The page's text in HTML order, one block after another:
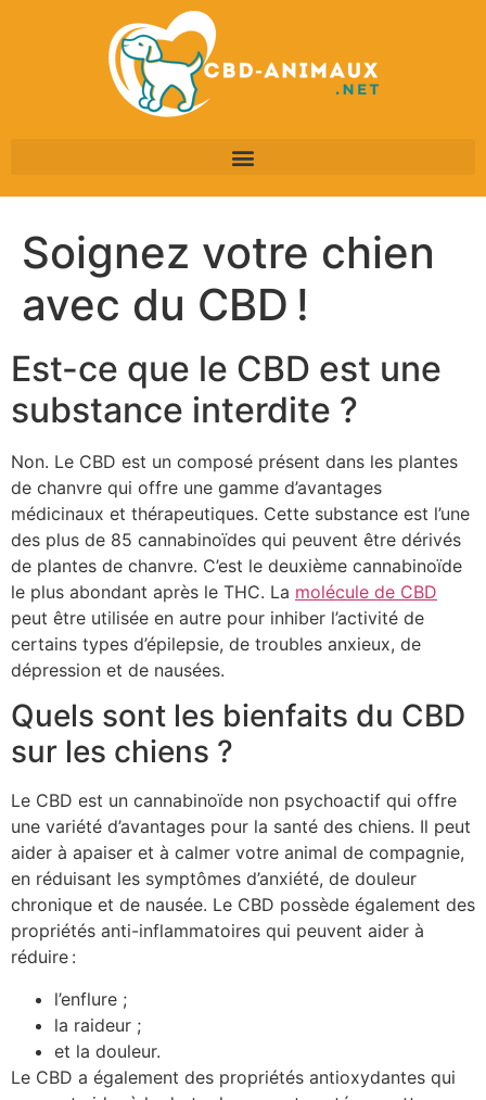
Soignez votre chien
avec du CBD !
Est-ce que le CBD est une
substance interdite ?
Non. Le CBD est un composé présent dans les plantes
de chanvre qui offre une gamme d’avantages
médicinaux et thérapeutiques. Cette substance est l’une
des plus de 85 cannabinoïdes qui peuvent être dérivés
de plantes de chanvre. C’est le deuxième cannabinoïde
le plus abondant après le THC. La molécule de CBD
peut être utilisée en autre pour inhiber l’activité de
certains types d’épilepsie, de troubles anxieux, de
dépression et de nausées.
Quels sont les bienfaits du CBD
sur les chiens ?
Le CBD est un cannabinoïde non psychoactif qui offre
une variété d’avantages pour la santé des chiens. Il peut
aider à apaiser et à calmer votre animal de compagnie,
en réduisant les symptômes d’anxiété, de douleur
chronique et de nausée. Le CBD possède également des
propriétés anti-inflammatoires qui peuvent aider à
réduire :
l’enflure ;
la raideur ;
et la douleur.
Le CBD a également des propriétés antioxydantes qui